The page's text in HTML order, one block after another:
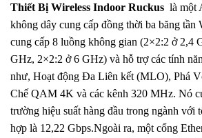
Thiết Bị Wireless Indoor Ruckus là một
không dây cung cấp đồng thời ba băng tần
cung cấp 8 luồng không gian (2×2:2 ở 2,4
GHz, 2×2:2 ở 6 GHz) và hỗ trợ các tính
như, Hoạt động Đa Liên kết (MLO), Phá
Chế QAM 4K và các kênh 320 MHz. Nó
trường hiệu suất hàng đầu trong ngành với
hợp là 12,22 Gbps.Ngoài ra, một cổng